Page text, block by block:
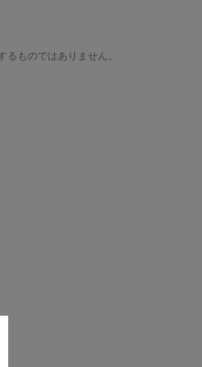
ものではありません。